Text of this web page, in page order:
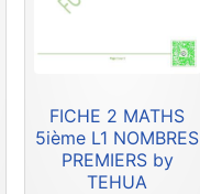
FICHE 2 MATHS
5ième L1 NOMBRES
PREMIERS by
TEHUA